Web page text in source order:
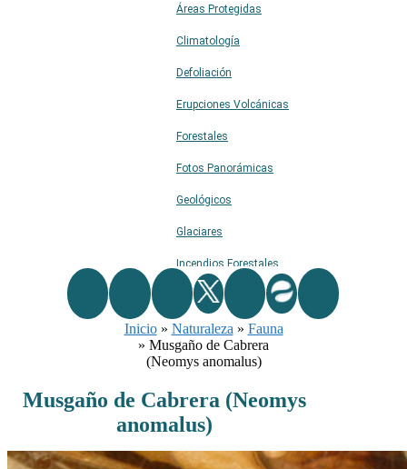
Áreas Protegidas
Climatología
Defoliación
Erupciones Volcánicas
Forestales
Fotos Panorámicas
Geológicos
Glaciares
Incendios Forestales
Naturaleza
Ríos
Rutas De Montaña
Terremotos
Topográficos
Vértices Geodésicos
Inicio» Naturaleza » Fauna
» Musgaño de Cabrera
(Neomys anomalus)
Musgaño de Cabrera (Neomys
anomalus)